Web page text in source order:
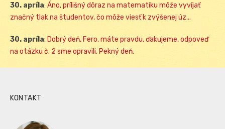
30. apríla: Áno, prílišný dôraz na matematiku môže vyvíjať
značný tlak na študentov, čo môže viesť k zvýšenej úz...
30. apríla: Dobrý deň, Fero, máte pravdu, ďakujeme, odpoveď
na otázku č. 2 sme opravili. Pekný deň.
KONTAKT